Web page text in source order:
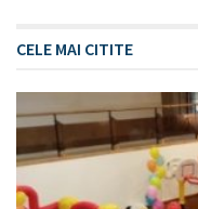
CELE MAI CITITE